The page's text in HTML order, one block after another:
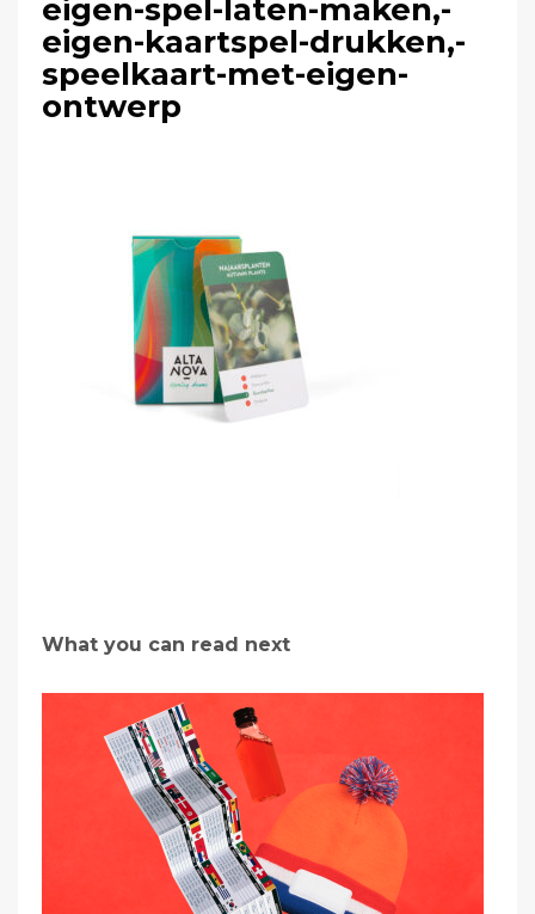
eigen-spel-laten-maken,-
eigen-kaartspel-drukken,-
speelkaart-met-eigen-
ontwerp
What you can read next